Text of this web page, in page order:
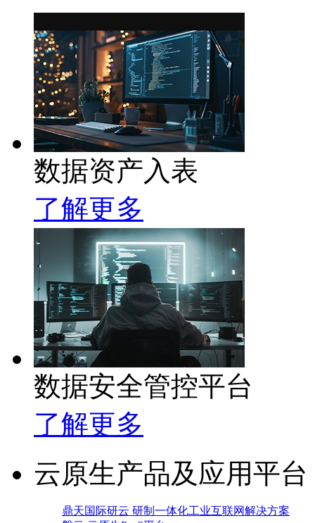
数据资产入表
了解更多
数据安全管控平台
了解更多
云原生产品及应用平台
鼎天国际研云 研制一体化工业互联网解决方案